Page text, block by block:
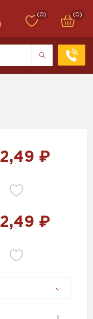
(0) (0)
₽
₽